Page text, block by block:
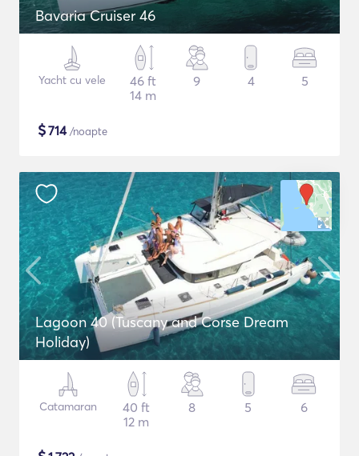
Bavaria Cruiser 46
Yacht cu vele
46 ft
14 m
9 4 5
$714/noapte
Lagoon 40 (Tuscany and Corse Dream
Holiday)
Catamaran
40 ft
12 m
8 5 6